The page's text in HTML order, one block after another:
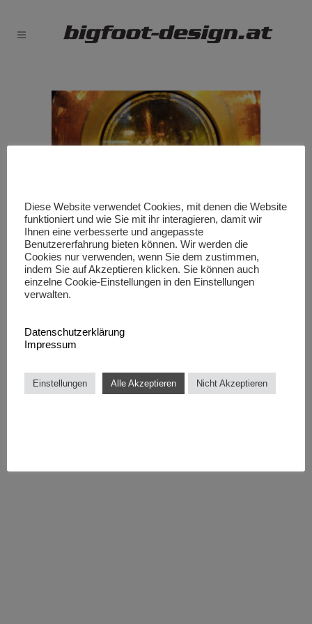
Vinobile
Diese Website verwendet Cookies, mit denen die Website
funktioniert und wie Sie mit ihr interagieren, damit wir
Ihnen eine verbesserte und angepasste
Benutzererfahrung bieten können. Wir werden die
Cookies nur verwenden, wenn Sie dem zustimmen,
indem Sie auf Akzeptieren klicken. Sie können auch
einzelne Cookie-Einstellungen in den Einstellungen
verwalten.
Datenschutzerklärung
Impressum
Einstellungen Alle Akzeptieren Nicht Akzeptieren